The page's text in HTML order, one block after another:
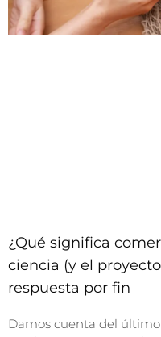
¿Qué significa
ciencia (y el
respuesta por fin
Damos cuenta del